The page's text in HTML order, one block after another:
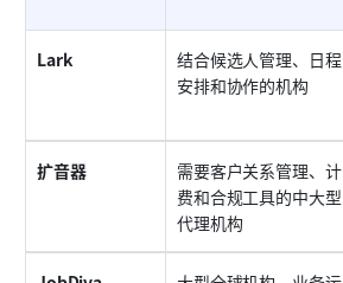
Lark
结合候选人管理、日程
安排和协作的机构
扩音器
需要客户关系管理、计
费和合规工具的中大型
代理机构